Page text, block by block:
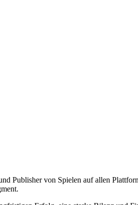
Publisher von Spielen auf allen